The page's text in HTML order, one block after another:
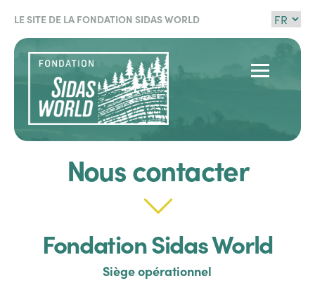
principal
LE SITE DE LA FONDATION SIDAS WORLD
Select
your
Navigation
principale
Nous contacter
Fondation Sidas World
Siège opérationnel